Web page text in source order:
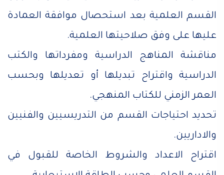
القسم العلمية بعد استحصال موافقة العمادة
عليها على وفق صلاحيتها العلمية.
مناقشة المناهج الدراسية ومفرداتها والكتب
الدراسية واقتراح تبديلها أو تعديلها وبحسب
العمر الزمني للكتاب المنهجي.
تحديد احتياجات القسم من التدريسيين والفنيين
والاداريين.
اقتراح الاعداد والشروط الخاصة للقبول في